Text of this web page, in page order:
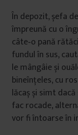
În depozit, șefa
împreună cu o
câte‑o pană
fundul în sus,
le mângâie și
bineînțeles, cu
lăcaș și simt
fac rocade,
vor fi întoarse în